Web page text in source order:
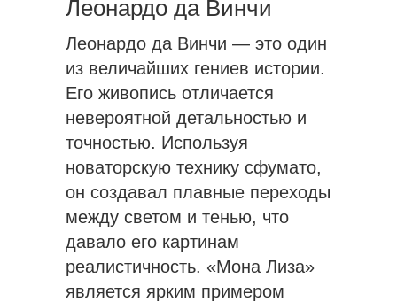
Леонардо да Винчи
Леонардо да Винчи — это один
из величайших гениев истории.
Его живопись отличается
невероятной детальностью и
точностью. Используя
новаторскую технику сфумато,
он создавал плавные переходы
между светом и тенью, что
давало его картинам
реалистичность. «Мона Лиза»
является ярким примером